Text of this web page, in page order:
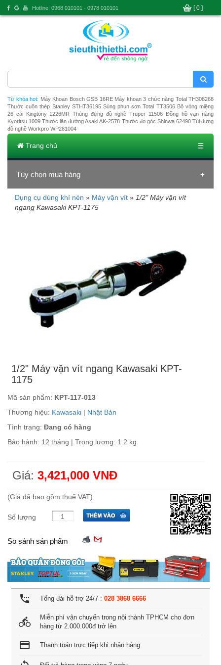
Từ khóa hot: Máy Khoan Bosch GSB 16RE Máy khoan 3 chức năng Total TH308268
Thước cuộn thép Stanley STHT36195 Súng phun sơn Total TT3506 Bộ vòng miệng
26 cái Kingtony 1226MR Thùng đựng đồ nghề Truper 11506 Đồng hồ vạn năng
Kyoritsu 1009 Thước lăn đường Asaki AK-2578 Thước đo góc Shinwa 62490 Túi đựng
đồ nghề Workpro WP281004
Trang chủ ☰
Tùy chọn mua hàng
Đang tải dữ liệu
Dụng cụ dùng khí nén » Máy vặn vít » 1/2" Máy vặn vít
ngang Kawasaki KPT-1175
1/2" Máy vặn vít ngang Kawasaki KPT-
1175
Mã sản phẩm: KPT-117-013
Thương hiệu: Kawasaki | Nhật Bản
Tình trạng: Đang có hàng
Bảo hành: 12 tháng | Trọng lượng: 1.2 kg
Giá: 3,421,000 VNĐ
(Giá đã bao gồm thuế VAT)
Số lượng
So sánh sản phẩm
settings_phone Tổng đài hỗ trợ 24/7 : 028 3868 6666
directions_bike
Miễn phí vận chuyển trong nội thành TPHCM cho đơn
hàng từ 2.000.000đ trở lên
credit_card Thanh toán trực tiếp khi nhận hàng
Hotline: 0968 010101 - 0978 010101 [ 0 ]